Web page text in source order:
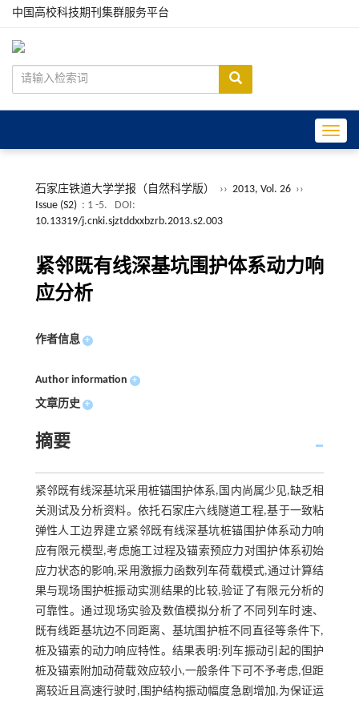
中国高校科技期刊集群服务平台
石家庄铁道大学学报（自然科学版） ›› 2013, Vol. 26 ››
Issue (S2) : 1 -5.
DOI:
10.13319/j.cnki.sjztddxxbzrb.2013.s2.003
紧邻既有线深基坑围护体系动力响
应分析
作者信息 +
Author information +
文章历史 +
摘要
紧邻既有线深基坑采用桩锚围护体系,国内尚属少见,缺乏相
关测试及分析资料。依托石家庄六线隧道工程,基于一致粘
弹性人工边界建立紧邻既有线深基坑桩锚围护体系动力响
应有限元模型,考虑施工过程及锚索预应力对围护体系初始
应力状态的影响,采用激振力函数列车荷载模式,通过计算结
果与现场围护桩振动实测结果的比较,验证了有限元分析的
可靠性。通过现场实验及数值模拟分析了不同列车时速、
既有线距基坑边不同距离、基坑围护桩不同直径等条件下,
桩及锚索的动力响应特性。结果表明:列车振动引起的围护
桩及锚索附加动荷载效应较小,一般条件下可不予考虑,但距
离较近且高速行驶时,围护结构振动幅度急剧增加,为保证运